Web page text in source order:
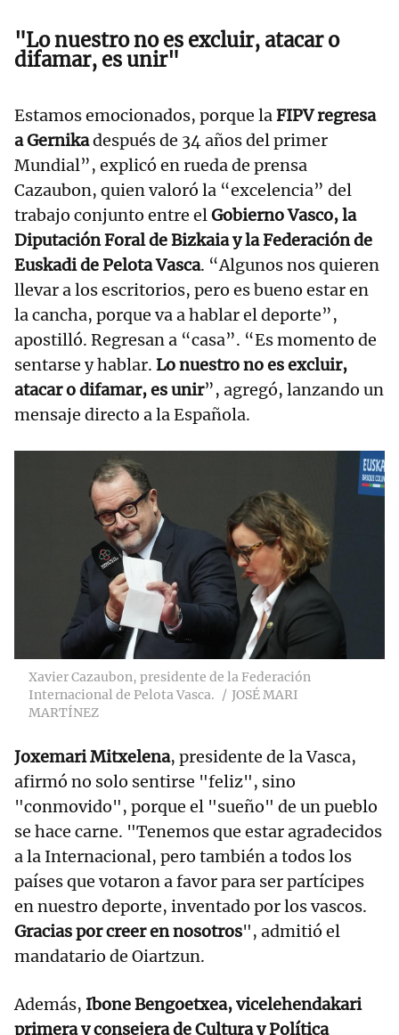
"Lo nuestro no es excluir, atacar o
difamar, es unir"
Estamos emocionados, porque la FIPV regresa
a Gernikadespués de 34 años del primer
Mundial”, explicó en rueda de prensa
Cazaubon, quien valoró la “excelencia” del
trabajo conjunto entre el Gobierno Vasco, la
Diputación Foral de Bizkaia y la Federación de
Euskadi de Pelota Vasca. “Algunos nos quieren
llevar a los escritorios, pero es bueno estar en
la cancha, porque va a hablar el deporte”,
apostilló. Regresan a “casa”. “Es momento de
sentarse y hablar. Lo nuestro no es excluir,
atacar o difamar, es unir”, agregó, lanzando un
mensaje directo a la Española.
Xavier Cazaubon, presidente de la Federación
Internacional de Pelota Vasca.
JOSÉ MARI
MARTÍNEZ
Joxemari Mitxelena, presidente de la Vasca,
afirmó no solo sentirse "feliz", sino
"conmovido", porque el "sueño" de un pueblo
se hace carne. "Tenemos que estar agradecidos
a la Internacional, pero también a todos los
países que votaron a favor para ser partícipes
en nuestro deporte, inventado por los vascos.
Gracias por creer en nosotros", admitió el
mandatario de Oiartzun.
Además, Ibone Bengoetxea, vicelehendakari
primera y consejera de Cultura y Política